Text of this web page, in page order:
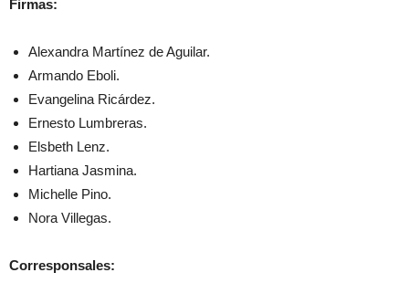
Firmas:
Alexandra Martínez de Aguilar.
Armando Eboli.
Evangelina Ricárdez.
Ernesto Lumbreras.
Elsbeth Lenz.
Hartiana Jasmina.
Michelle Pino.
Nora Villegas.
Corresponsales: